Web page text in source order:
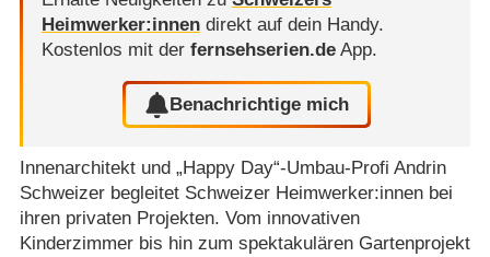
Heimwerker:innendirekt auf dein Handy.
Kostenlos mit der fernsehserien.deApp.
Benachrichtige mich
Innenarchitekt und „Happy Day“-Umbau-Profi Andrin
Schweizer begleitet Schweizer Heimwerker:innen bei
ihren privaten Projekten. Vom innovativen
Kinderzimmer bis hin zum spektakulären Gartenprojekt